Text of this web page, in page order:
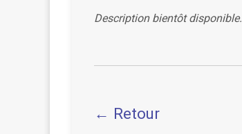
Description bientôt disponible.
← Retour